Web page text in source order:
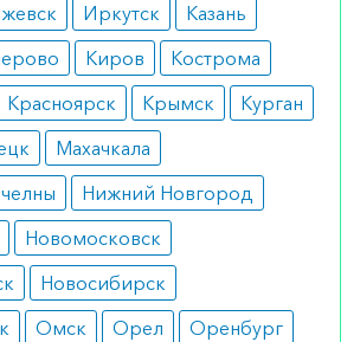
снижение частоты
сокращений;
синусового узла;
проблемы с сердцем;
заболевания;
жидкости или перегрузка
мышцы;
ацидоз;
от течения заболевания,
Иркутск
Казань
Киров
Кострома
Красноярск Крымск
Курган
Махачкала
Нижний Новгород
Новомосковск
Новосибирск
Омск Орел
Оренбург